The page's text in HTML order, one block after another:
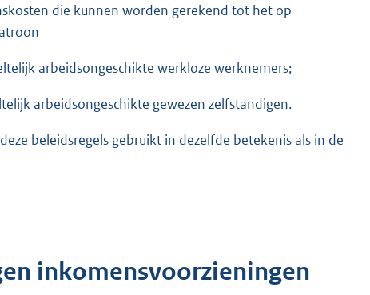
die kunnen worden gerekend tot het op
arbeidsongeschikte werkloze werknemers;
arbeidsongeschikte gewezen zelfstandigen.
beleidsregels gebruikt in dezelfde betekenis als in de
inkomensvoorzieningen